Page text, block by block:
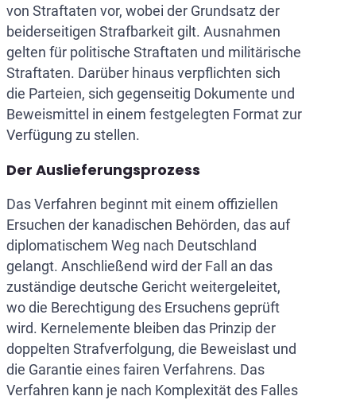
von Straftaten vor, wobei der Grundsatz der
beiderseitigen Strafbarkeit gilt. Ausnahmen
gelten für politische Straftaten und militärische
Straftaten. Darüber hinaus verpflichten sich
die Parteien, sich gegenseitig Dokumente und
Beweismittel in einem festgelegten Format zur
Verfügung zu stellen.
Der Auslieferungsprozess
Das Verfahren beginnt mit einem offiziellen
Ersuchen der kanadischen Behörden, das auf
diplomatischem Weg nach Deutschland
gelangt. Anschließend wird der Fall an das
zuständige deutsche Gericht weitergeleitet,
wo die Berechtigung des Ersuchens geprüft
wird. Kernelemente bleiben das Prinzip der
doppelten Strafverfolgung, die Beweislast und
die Garantie eines fairen Verfahrens. Das
Verfahren kann je nach Komplexität des Falles